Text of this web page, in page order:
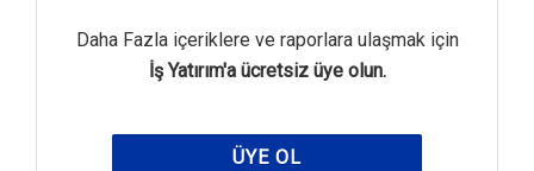
Daha Fazla içeriklere ve raporlara ulaşmak için
İş Yatırım'a ücretsiz üye olun.
ÜYE OL